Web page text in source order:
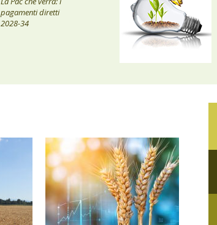
pagamenti diretti
2028-34